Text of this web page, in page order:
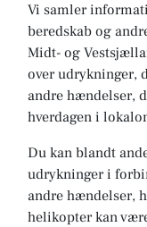
Vi samler
beredskab og
Midt- og
over udrykninger,
andre hændelser,
hverdagen i
Du kan blandt
udrykninger i
andre hændelser,
helikopter kan